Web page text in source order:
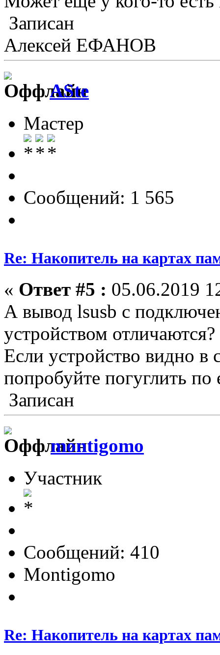
Записан
Алексей ЕФАНОВ
ASte
Мастер
Сообщений: 1 565
Re: Накопитель на картах
« Ответ #5 : 05.06.2019
А вывод lsusb с
устройством отличаются?
Если устройство видно в
попробуйте погуглить по
Записан
montigomo
Участник
Сообщений: 410
Montigomo
Re: Накопитель на картах